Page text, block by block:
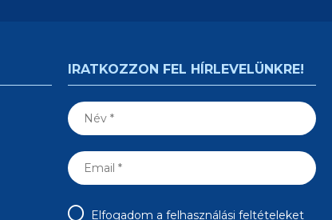
IRATKOZZON FEL HÍRLEVELÜNKRE!
Elfogadom a felhasználási feltételeket